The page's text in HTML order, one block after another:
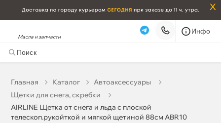
x
Масла и запчасти
Инфо
Главная Катало
Автоаксессуары
Щетки для снега, скребки
AIRLINE Щетка от снега и льда с плоской
телескоп.рукойткой и мягкой щетиной 88см ABR10
AIRLINE Щетка от снега и льда с плоской
Бесплатная Сегодня, 09.08 (при заказе от 2000₽)
Срочная за 2 ч – 399 ₽ Сегодня, 09.08